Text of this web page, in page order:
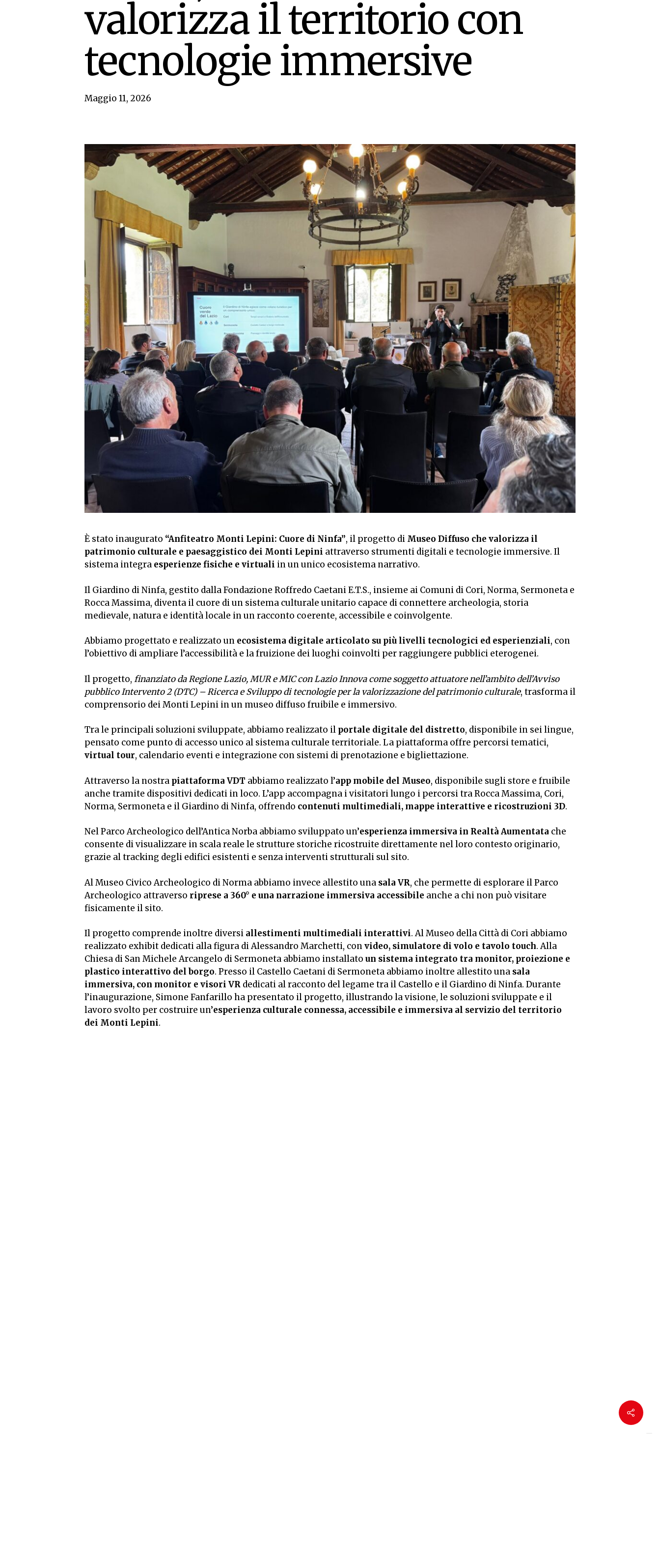
valorizza il territorio con
tecnologie immersive
Maggio 11, 2026
È stato inaugurato “Anfiteatro Monti Lepini: Cuore di Ninfa”, il progetto di Museo Diffuso che valorizza il
patrimonio culturale e paesaggistico dei Monti Lepini attraverso strumenti digitali e tecnologie immersive. Il
sistema integra esperienze fisiche e virtuali in un unico ecosistema narrativo.
Il Giardino di Ninfa, gestito dalla Fondazione Roffredo Caetani E.T.S., insieme ai Comuni di Cori, Norma, Sermoneta e
Rocca Massima, diventa il cuore di un sistema culturale unitario capace di connettere archeologia, storia
medievale, natura e identità locale in un racconto coerente, accessibile e coinvolgente.
Abbiamo progettato e realizzato un ecosistema digitale articolato su più livelli tecnologici ed esperienziali, con
l’obiettivo di ampliare l’accessibilità e la fruizione dei luoghi coinvolti per raggiungere pubblici eterogenei.
Il progetto, finanziato da Regione Lazio, MUR e MIC con Lazio Innova come soggetto attuatore nell’ambito dell’Avviso
pubblico Intervento 2 (DTC) – Ricerca e Sviluppo di tecnologie per la valorizzazione del patrimonio culturale, trasforma il
comprensorio dei Monti Lepini in un museo diffuso fruibile e immersivo.
Tra le principali soluzioni sviluppate, abbiamo realizzato il portale digitale del distretto, disponibile in sei lingue,
pensato come punto di accesso unico al sistema culturale territoriale. La piattaforma offre percorsi tematici,
virtual tour, calendario eventi e integrazione con sistemi di prenotazione e bigliettazione.
Attraverso la nostra piattaforma VDT abbiamo realizzato l’app mobile del Museo, disponibile sugli store e fruibile
anche tramite dispositivi dedicati in loco. L’app accompagna i visitatori lungo i percorsi tra Rocca Massima, Cori,
Norma, Sermoneta e il Giardino di Ninfa, offrendo contenuti multimediali, mappe interattive e ricostruzioni 3D.
Nel Parco Archeologico dell’Antica Norba abbiamo sviluppato un’esperienza immersiva in Realtà Aumentata che
consente di visualizzare in scala reale le strutture storiche ricostruite direttamente nel loro contesto originario,
grazie al tracking degli edifici esistenti e senza interventi strutturali sul sito.
Al Museo Civico Archeologico di Norma abbiamo invece allestito una sala VR, che permette di esplorare il Parco
Archeologico attraverso riprese a 360° e una narrazione immersiva accessibile anche a chi non può visitare
fisicamente il sito.
Il progetto comprende inoltre diversi allestimenti multimediali interattivi. Al Museo della Città di Cori abbiamo
realizzato exhibit dedicati alla figura di Alessandro Marchetti, convideo, simulatore di volo e tavolo touch. Alla
Chiesa di San Michele Arcangelo di Sermoneta abbiamo installato un sistema integrato tra monitor, proiezione e
plastico interattivo del borgo. Presso il Castello Caetani di Sermoneta abbiamo inoltre allestito una sala
immersiva, con monitor e visori VR dedicati al racconto del legame tra il Castello e il Giardino di Ninfa. Durante
l’inaugurazione, Simone Fanfarillo ha presentato il progetto, illustrando la visione, le soluzioni sviluppate e il
lavoro svolto per costruire un’esperienza culturale connessa, accessibile e immersiva al servizio del territorio
dei Monti Lepini.